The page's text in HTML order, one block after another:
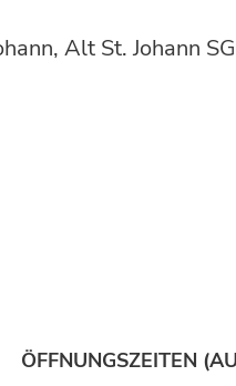
Alt St. Johann
ÖFFNUNGSZEITEN